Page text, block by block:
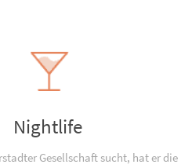
Nightlife
Gesellschaft sucht, hat er die